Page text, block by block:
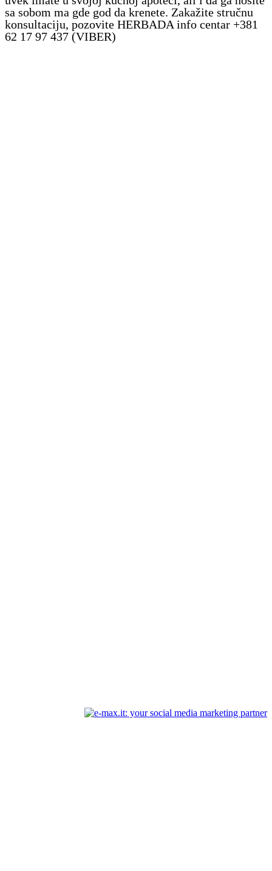
sa sobom ma gde god da krenete. Zakažite stručnu
konsultaciju, pozovite HERBADA info centar +381
62 17 97 437 (VIBER)